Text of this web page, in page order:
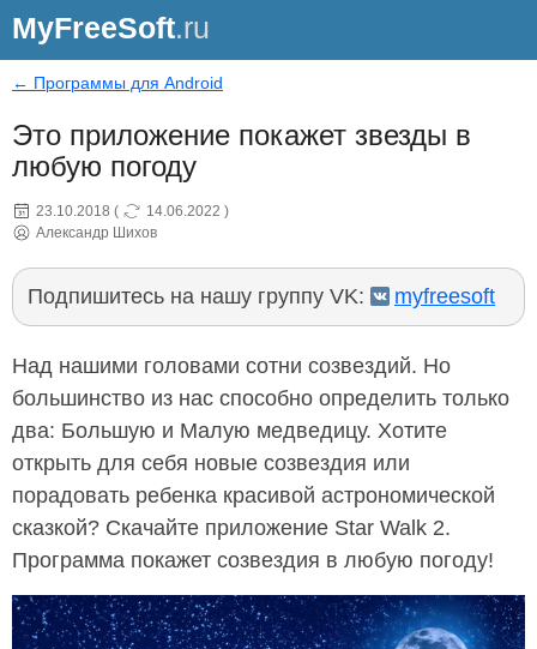
MyFreeSoft.ru
← Программы для Android
Это приложение покажет звезды в
любую погоду
23.10.2018 ( 14.06.2022 )
Александр Шихов
Подпишитесь на нашу группу VK: myfreesoft
Над нашими головами сотни созвездий. Но
большинство из нас способно определить только
два: Большую и Малую медведицу. Хотите
открыть для себя новые созвездия или
порадовать ребенка красивой астрономической
сказкой? Скачайте приложение Star Walk 2.
Программа покажет созвездия в любую погоду!